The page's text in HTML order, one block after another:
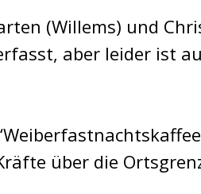
(Willems) und
aber leider ist
über die